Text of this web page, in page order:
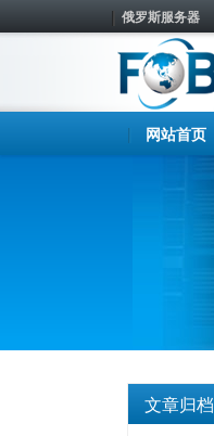
俄罗斯服务器
网站首页
文章归档